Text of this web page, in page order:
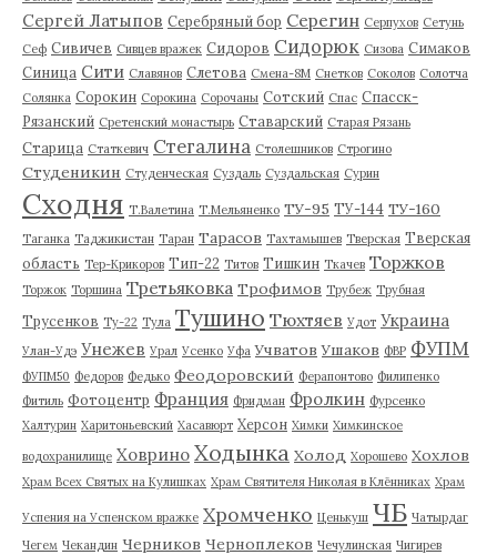
Сергей Латыпов Серебряный бор Серегин Серпухов Сетунь
Сеф Сивичев Сивцев вражек Сидоров Сидорюк Сизова Симаков
Синица Сити Славянов Слетова Смена-8М Снетков Соколов Солотча
Солянка Сорокин Сорокина Сорочаны Сотский Спас Спасск-
Рязанский Сретенский монастырь Ставарский Старая Рязань
Старица Статкевич Стегалина Столешников Строгино
Студеникин Студенческая Суздаль Суздальская Сурин
Сходня Т.Валетина Т.Мельяненко ТУ-95 ТУ-144 ТУ-160
Таганка Таджикистан Таран Тарасов Тахтамышев Тверская Тверская
область Тер-Крикоров Тип-22 Титов Тишкин Ткачев Торжков
Торжок Торшина Третьяковка Трофимов Трубеж Трубная
Трусенков Ту-22 Тула Тушино Тюхтяев Удот Украина
Улан-Удэ Унежев Урал Усенко Уфа Учватов Ушаков ФВР ФУПМ
ФУПМ50 Федоров Федько Феодоровский Ферапонтово Филипенко
Фитиль Фотоцентр Франция Фридман Фролкин Фурсенко
Халтурин Харитоньевский Хасавюрт Херсон Химки Химкинское
водохранилище Ховрино Ходынка Холод Хорошево Хохлов
Храм Всех Святых на Кулишках Храм Святителя Николая в Клённиках Храм
Успения на Успенском вражке Хромченко Ценькуш ЧБ Чатырдаг
Чегем Чекандин Черников Черноплеков Чечулинская Чигирев